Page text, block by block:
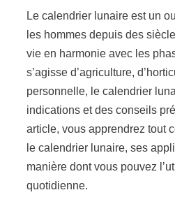
Le calendrier lunaire est un
les hommes depuis des
vie en harmonie avec les
s’agisse d’agriculture,
personnelle, le calendrier
indications et des conseils
article, vous apprendrez tout
le calendrier lunaire, ses
manière dont vous pouvez
quotidienne.